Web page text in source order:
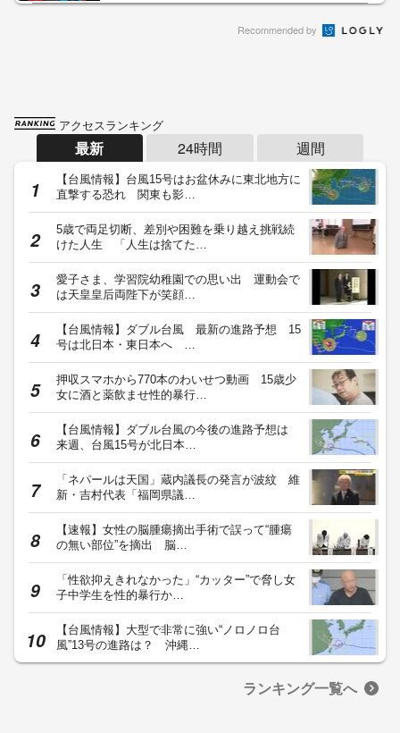
Recommended by
アクセスランキング
最新 24時間 週間
【台風情報】台風15号はお盆休みに東北地方に
直撃する恐れ 関東も影…
5歳で両足切断、差別や困難を乗り越え挑戦続
けた人生 「人生は捨てた…
愛子さま、学習院幼稚園での思い出 運動会で
は天皇皇后両陛下が笑顔…
【台風情報】ダブル台風 最新の進路予想 15
号は北日本・東日本へ …
押収スマホから770本のわいせつ動画 15歳少
女に酒と薬飲ませ性的暴行…
【台風情報】ダブル台風の今後の進路予想は
来週、台風15号が北日本…
「ネパールは天国」蔵内議長の発言が波紋 維
新・吉村代表「福岡県議…
【速報】女性の脳腫瘍摘出手術で誤って“腫瘍
の無い部位”を摘出 脳…
「性欲抑えきれなかった」“カッター”で脅し女
子中学生を性的暴行か…
【台風情報】大型で非常に強い“ノロノロ台
風”13号の進路は？ 沖縄…
ランキング一覧へ